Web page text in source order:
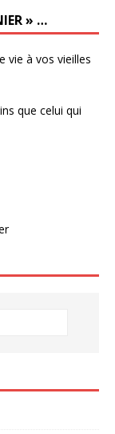
» …
vie à vos vieilles
que celui qui